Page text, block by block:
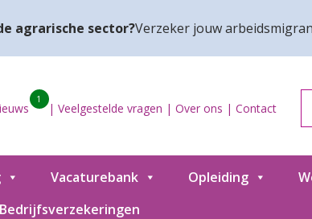
agrarische sector?Verzeker jouw
1
| Veelgestelde vragen | Over ons | Contact
Vacaturebank Opleiding
Bedrijfsverzekeringen